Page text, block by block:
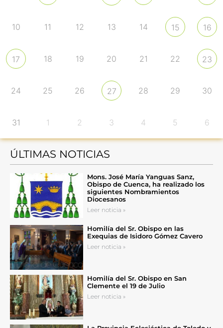
10 11 12 13 14 15 16
17 18 19 20 21 22 23
24 25 26 27 28 29 30
31 1 2 3 4 5 6
ÚLTIMAS NOTICIAS
Mons. José María Yanguas Sanz,
Obispo de Cuenca, ha realizado los
siguientes Nombramientos
Diocesanos
Leer noticia »
Homilía del Sr. Obispo en las
Exequias de Isidoro Gómez Cavero
Leer noticia »
Homilía del Sr. Obispo en San
Clemente el 19 de Julio
Leer noticia »